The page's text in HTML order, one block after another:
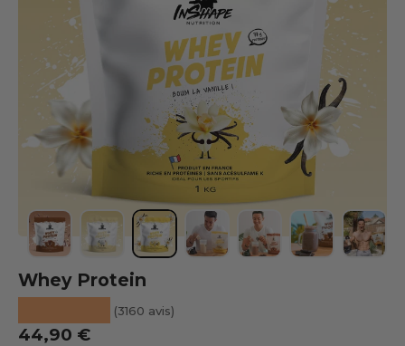
Bild 1 in die Galerieansicht laden
Bild 2 in die Galerieansicht laden
Bild 3 in die Galerieansicht laden
Whey Protein
(3160 avis)
Prix habituel
44,90 €